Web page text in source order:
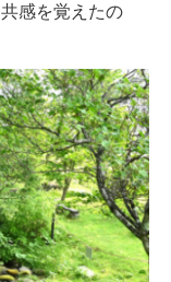
感を覚えたの